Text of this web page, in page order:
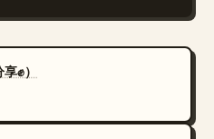
✊）